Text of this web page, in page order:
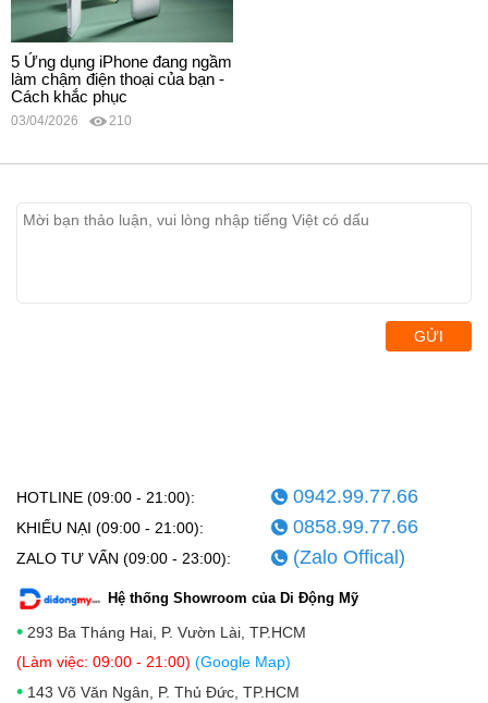
5 Ứng dụng iPhone đang ngầm
làm chậm điện thoại của bạn -
Cách khắc phục
03/04/2026 210
GỬI
HOTLINE (09:00 - 21:00): 0942.99.77.66
KHIẾU NẠI (09:00 - 21:00): 0858.99.77.66
ZALO TƯ VẤN (09:00 - 23:00): (Zalo Offical)
Hệ thống Showroom của Di Động Mỹ
• 293 Ba Tháng Hai, P. Vườn Lài, TP.HCM
(Làm việc: 09:00 - 21:00) (Google Map)
• 143 Võ Văn Ngân, P. Thủ Đức, TP.HCM